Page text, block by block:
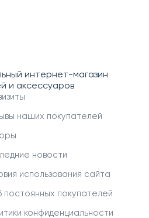
интернет-магазин
и аксессуаров
наших покупателей
новости
использования сайта
постоянных покупателей
конфиденциальности